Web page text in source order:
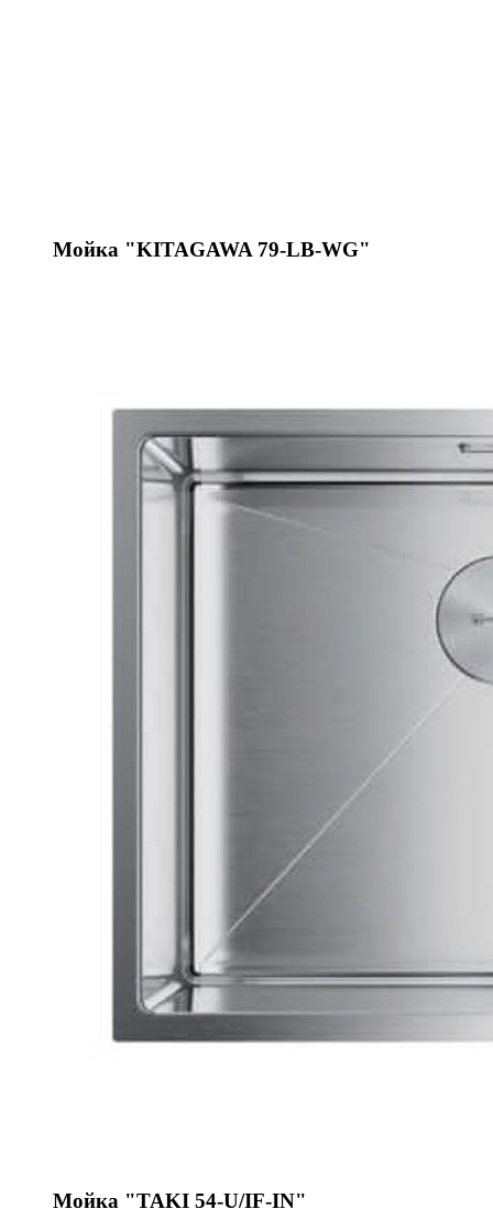
Мойка "KITAGAWA 79-LB-WG"
Мойка "TAKI 54-U/IF-IN"